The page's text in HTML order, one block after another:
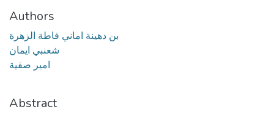
Authors
بن دهينة اماني فاطة الزهرة
شعنبي ايمان
امير صفية
Abstract